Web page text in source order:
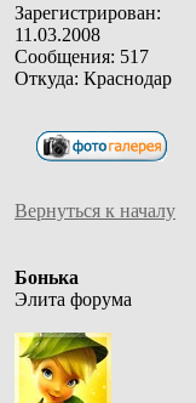
Зарегистрирован:
11.03.2008
Сообщения: 517
Откуда: Краснодар
Вернуться к началу
Бонька
Элита форума